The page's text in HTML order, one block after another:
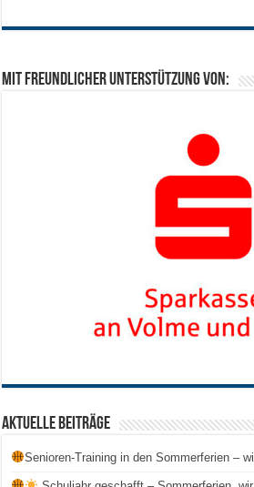
Mit freundlicher Unterstützung von:
Aktuelle Beiträge
Senioren-Training in den Sommerferien –